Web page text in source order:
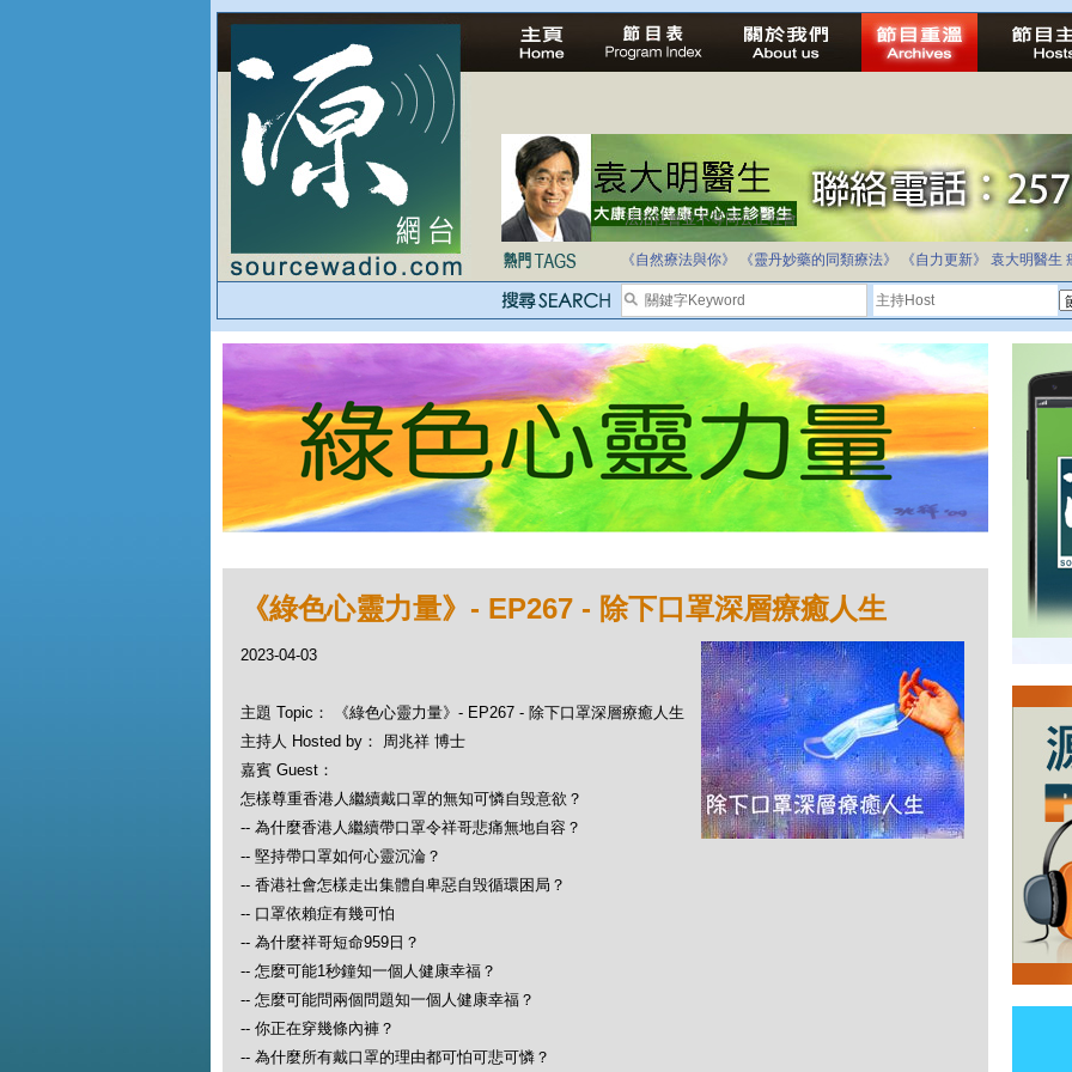
法治社會並不等同公正社會
自家教育合法化-推動多元化教育，全民學卷制
《自然療法與你》 《靈丹妙藥的同類療法》 《自力更新》 袁大明醫生
《綠色心靈力量》- EP267 - 除下口罩深層療癒人生
2023-04-03
主題 Topic： 《綠色心靈力量》- EP267 - 除下口罩深層療癒人生
主持人 Hosted by： 周兆祥 博士
嘉賓 Guest：
怎樣尊重香港人繼續戴口罩的無知可憐自毁意欲？
-- 為什麼香港人繼續帶口罩令祥哥悲痛無地自容？
-- 堅持帶口罩如何心靈沉淪？
-- 香港社會怎樣走出集體自卑惡自毁循環困局？
-- 口罩依賴症有幾可怕
-- 為什麼祥哥短命959日？
-- 怎麼可能1秒鐘知一個人健康幸福？
-- 怎麼可能問兩個問題知一個人健康幸福？
-- 你正在穿幾條內褲？
-- 為什麼所有戴口罩的理由都可怕可悲可憐？